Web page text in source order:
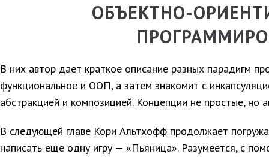
ОБЪЕКТНО-
В них автор дает краткое описание разных парадигм
функциональное и ООП, а затем знакомит с
абстракцией и композицией. Концепции не простые, но
В следующей главе Кори Альтхофф продолжает
написать еще одну игру — «Пьяница». Разумеется, с